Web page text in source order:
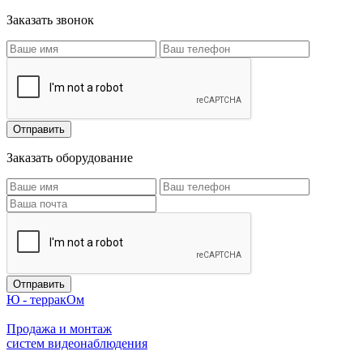
Заказать звонок
Заказать оборудование
Ю - терракОм
Продажа и монтаж
систем видеонаблюдения